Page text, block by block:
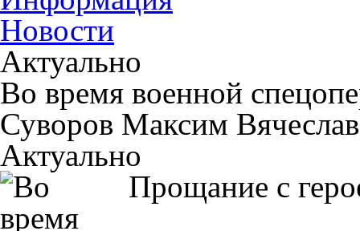
Новости
Актуально
Во время военной
Суворов Максим
Актуально
Прощание с